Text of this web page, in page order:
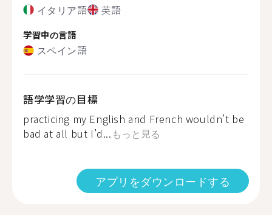
イタリア語 英語
学習中の言語
スペイン語
語学学習の目標
practicing my English and French wouldn’t be
bad at all but I’d... もっと見る
アプリをダウンロードする